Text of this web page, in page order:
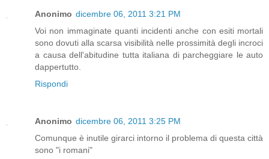
Anonimo dicembre 06, 2011 3:21 PM
Voi non immaginate quanti incidenti anche con esiti mortali
sono dovuti alla scarsa visibilità nelle prossimità degli incroci
a causa dell'abitudine tutta italiana di parcheggiare le auto
dappertutto.
Rispondi
Anonimo dicembre 06, 2011 3:25 PM
Comunque è inutile girarci intorno il problema di questa città
sono "i romani"